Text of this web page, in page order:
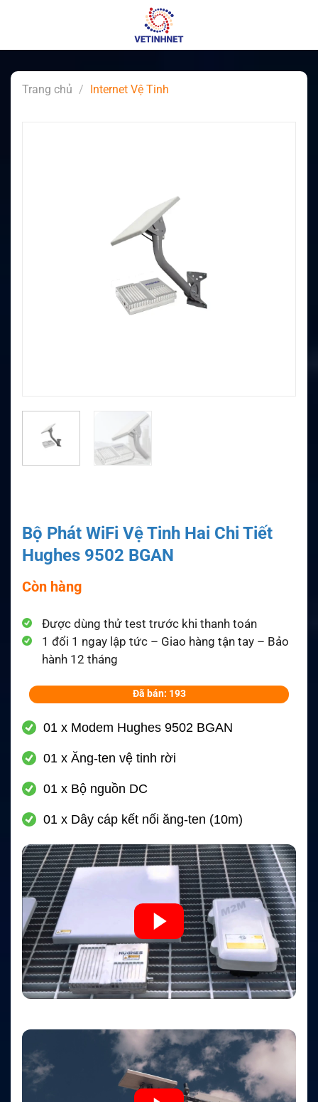
Trang chủ / Internet Vệ Tinh
Bộ Phát WiFi Vệ Tinh Hai Chi Tiết
Hughes 9502 BGAN
Còn hàng
Được dùng thử test trước khi thanh toán
1 đổi 1 ngay lập tức – Giao hàng tận tay – Bảo
hành 12 tháng
Đã bán: 193
01 x Modem Hughes 9502 BGAN
01 x Ăng-ten vệ tinh rời
01 x Bộ nguồn DC
01 x Dây cáp kết nối ăng-ten (10m)